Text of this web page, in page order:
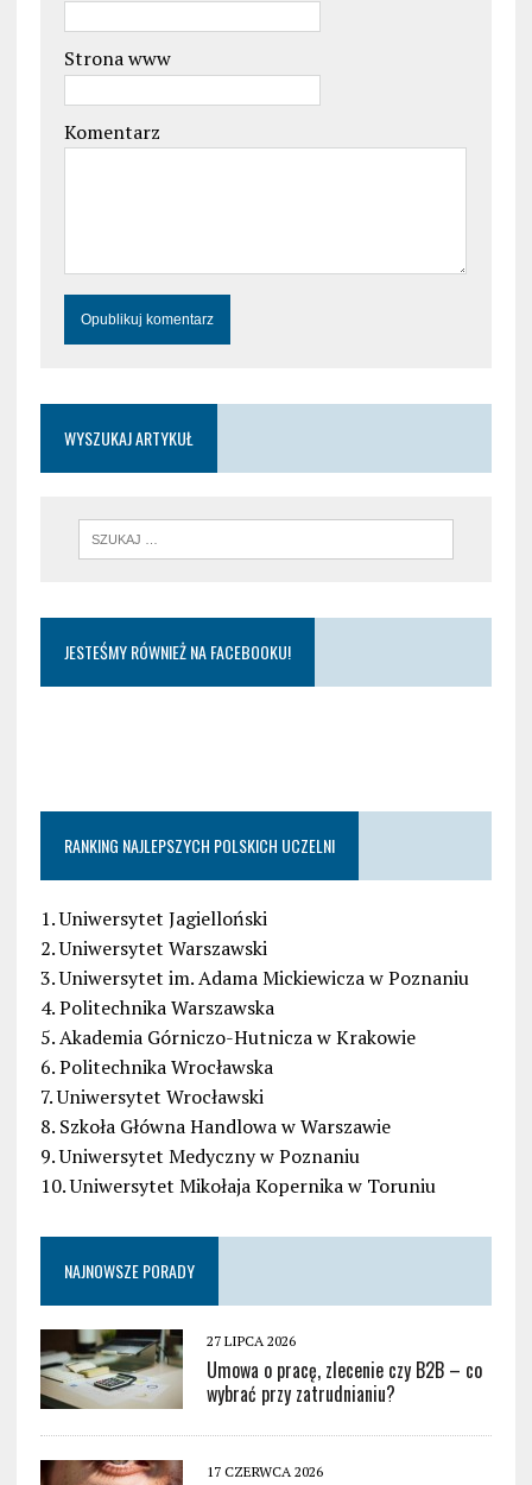
Strona www
Komentarz
WYSZUKAJ ARTYKUŁ
JESTEŚMY RÓWNIEŻ NA FACEBOOKU!
RANKING NAJLEPSZYCH POLSKICH UCZELNI
1. Uniwersytet Jagielloński
2. Uniwersytet Warszawski
3. Uniwersytet im. Adama Mickiewicza w Poznaniu
4. Politechnika Warszawska
5. Akademia Górniczo-Hutnicza w Krakowie
6. Politechnika Wrocławska
7. Uniwersytet Wrocławski
8. Szkoła Główna Handlowa w Warszawie
9. Uniwersytet Medyczny w Poznaniu
10. Uniwersytet Mikołaja Kopernika w Toruniu
NAJNOWSZE PORADY
27 LIPCA 2026
Umowa o pracę, zlecenie czy B2B – co
wybrać przy zatrudnianiu?
17 CZERWCA 2026